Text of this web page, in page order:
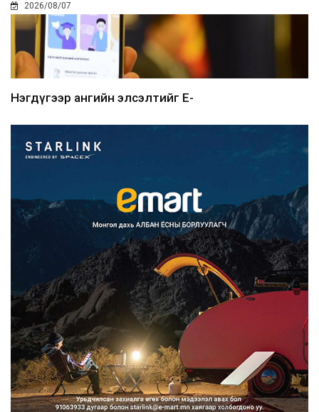
2026/08/07
Нэгдүгээр ангийн элсэлтийг E-
Францад иргэд рүү зөвшөөрөлгүй
сурталчилгааны дууд...
2026/08/07
Нийтийн тээврийн Ч:19А чиглэлийн
замналд түр хугац...
2026/08/07